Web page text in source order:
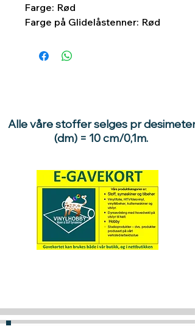
Farge: Rød
Farge på Glidelåstenner: Rød
Alle våre stoffer selges pr desimeter
(dm) = 10 cm/0,1m.